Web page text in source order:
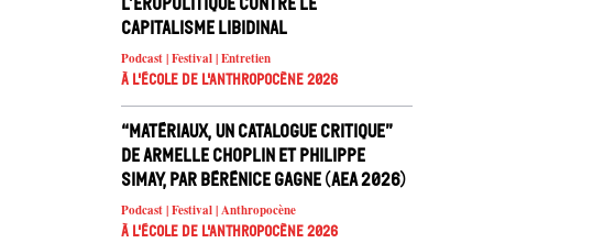
capitalisme libidinal
Podcast | Festival | Entretien
À l'école de l'Anthropocène 2026
“Matériaux, un catalogue critique”
de Armelle Choplin et Philippe
Simay, par Bérénice Gagne (AEA 2026)
Podcast | Festival | Anthropocène
À l'école de l'Anthropocène 2026